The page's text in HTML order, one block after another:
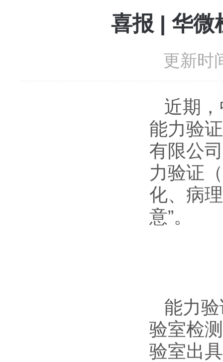
喜报 | 华微
更新时
近期
能力验
有限公
力验证
化、病
意”。
能力
验室检
验室出